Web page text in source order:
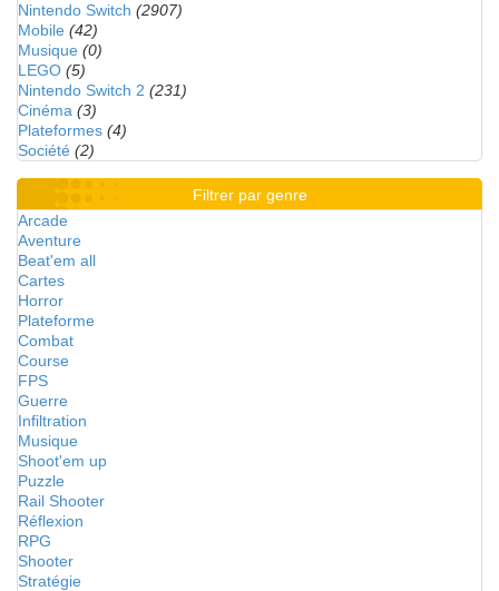
Nintendo Switch (2907)
Mobile (42)
Musique (0)
LEGO (5)
Nintendo Switch 2 (231)
Cinéma (3)
Plateformes (4)
Société (2)
Filtrer par genre
Arcade
Aventure
Beat'em all
Cartes
Horror
Plateforme
Combat
Course
FPS
Guerre
Infiltration
Musique
Shoot'em up
Puzzle
Rail Shooter
Réflexion
RPG
Shooter
Stratégie